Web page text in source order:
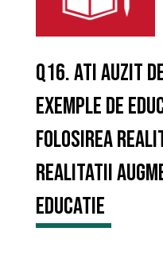
Q16. Ati auzit
exemple de
Folosirea
realitatii
educatie